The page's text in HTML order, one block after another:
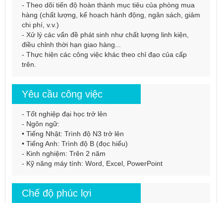
- Theo dõi tiến độ hoàn thành mục tiêu của phòng mua
hàng (chất lượng, kế hoạch hành động, ngân sách, giảm
chi phí, v.v.)
- Xử lý các vấn đề phát sinh như chất lượng linh kiện,
điều chỉnh thời hạn giao hàng...
- Thực hiện các công việc khác theo chỉ đạo của cấp
trên.
Yêu cầu công việc
- Tốt nghiệp đại học trở lên
- Ngôn ngữ:
• Tiếng Nhật: Trình độ N3 trở lên
• Tiếng Anh: Trình độ B (đọc hiểu)
- Kinh nghiệm: Trên 2 năm
- Kỹ năng máy tính: Word, Excel, PowerPoint
Chế độ phúc lợi